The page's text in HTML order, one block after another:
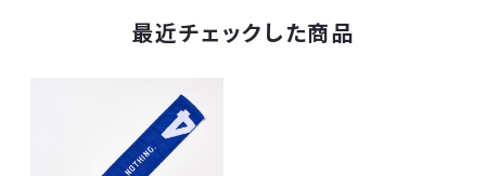
最近チェックした商品